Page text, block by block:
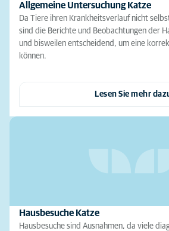
Allgemeine Untersuchung Katze
Da Tiere ihren Krankheitsverlauf nicht
sind die Berichte und Beobachtungen der
und bisweilen entscheidend, um eine
können.
Lesen Sie mehr
Hausbesuche Katze
Hausbesuche sind Ausnahmen, da viele